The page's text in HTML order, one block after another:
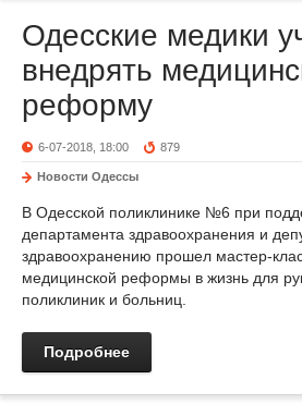
Одесские медики
внедрять
реформу
6-07-2018, 18:00 879
Новости Одессы
В Одесской поликлинике №6 при
департамента здравоохранения и
здравоохранению прошел мастер-
медицинской реформы в жизнь для
поликлиник и больниц.
Подробнее